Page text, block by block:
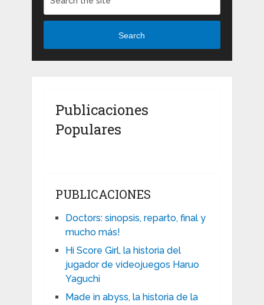
Search
Publicaciones
Populares
PUBLICACIONES
Doctors: sinopsis, reparto, final y
mucho más!
Hi Score Girl, la historia del
jugador de videojuegos Haruo
Yaguchi
Made in abyss, la historia de la